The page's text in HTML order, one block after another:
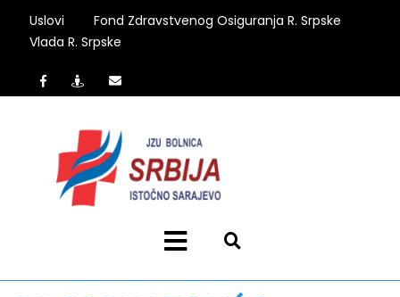
Uslovi
Fond Zdravstvenog Osiguranja R. Srpske
Vlada R. Srpske